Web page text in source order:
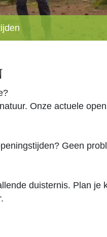
Onze actuele
Geen
duisternis. Plan je